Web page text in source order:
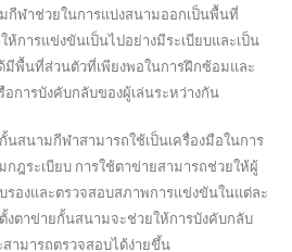
กีฬาช่วยในการแบ่งสนามออกเป็นพื้นที่
การแข่งขันเป็นไปอย่างมีระเบียบและเป็น
มีพื้นที่ส่วนตัวที่เพียงพอในการฝึกซ้อมและ
การบังคับกลับของผู้เล่นระหว่างกัน
นสนามกีฬาสามารถใช้เป็นเครื่องมือในการ
ฎระเบียบ การใช้ตาข่ายสามารถช่วยให้ผู้
รองและตรวจสอบสภาพการแข่งขันในแต่ละ
ตาข่ายกั้นสนามจะช่วยให้การบังคับกลับ
ามารถตรวจสอบได้ง่ายขึ้น